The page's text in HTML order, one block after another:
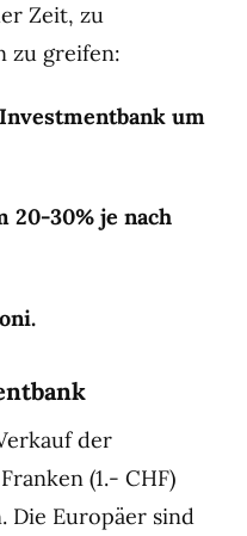
Zeit, zu
zu greifen:
um
20-30% je nach
der
(1.- CHF)
Die Europäer sind